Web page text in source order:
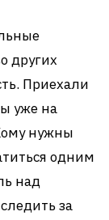
других
Приехали
уже на
нужны
одним
над
за